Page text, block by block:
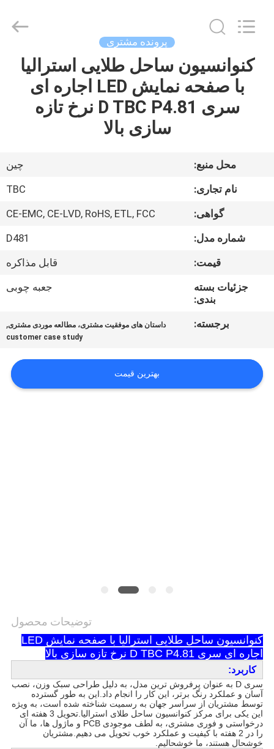
خانه
محصولات
دربارهی
کارخانه
اخبار
Creation
Limited.
پرونده مشتری
کنوانسیون ساحل طلایی استرالیا
با صفحه نمایش LED اجاره ای
سری D TBC P4.81 نرخ تازه
سازی بالا
محل منبع:
چین
نام تجاری:
TBC
گواهی:
CE-EMC, CE-LVD, RoHS, ETL, FCC
شماره مدل:
D481
قیمت:
قابل مذاکره
جزئیات بسته
بندی:
جعبه چوبی
برجسته: داستان های موفقیت مشتری، مطالعه موردی مشتری,
customer case study
بهترین قیمت
توضیحات محصول
کنوانسیون ساحل طلایی استرالیا با صفحه نمایش LED
اجاره ای سری D TBC P4.81 نرخ تازه سازی بالا
کاربرد:
سری D به عنوان پرفروش ترین مدل، به دلیل طراحی سبک وزن، نصب
آسان و عملکرد رنگ برتر، این کار را انجام داد.این به طور گسترده
توسط مشتریان از سراسر جهان به رسمیت شناخته شده است، به ویژه
این یکی برای مرکز کنوانسیون ساحل طلای استرالیا.تحویل 3 هفته ای
درخواستی و فوری مشتری، به لطف موجودی PCB و ماژول ها، ما آن
را در 2 هفته با کیفیت و عملکرد خوب تحویل می دهیم.مشتریان
خوشحال هستند، ما خوشحالیم.